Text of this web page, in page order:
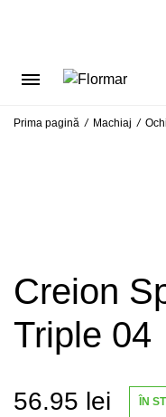
Prima pagină / Machiaj / Ochi
Creion
Triple 04
56.95 lei ÎN